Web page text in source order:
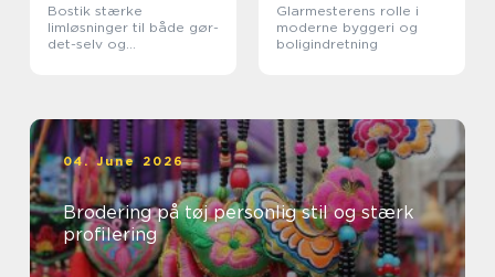
Bostik stærke
limløsninger til både gør-
det-selv og
Glarmesterens rolle i
moderne byggeri og
boligindretning
04. June 2026
Brodering på tøj personlig stil og stærk
profilering